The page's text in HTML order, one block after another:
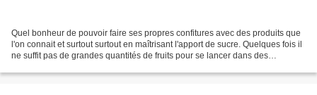
Quel bonheur de pouvoir faire ses propres confitures avec des produits que
l'on connait et surtout surtout en maîtrisant l'apport de sucre. Quelques fois il
ne suffit pas de grandes quantités de fruits pour se lancer dans des